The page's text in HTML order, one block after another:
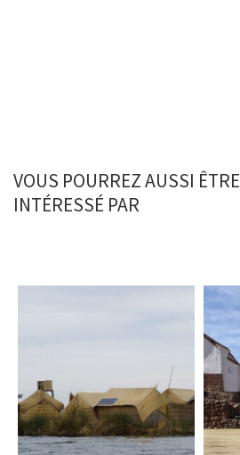
VOUS POURREZ AUSSI ÊTRE
INTÉRESSÉ PAR